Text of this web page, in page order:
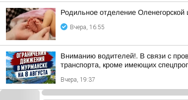
Родильное отделение
Вчера, 16:55
Вниманию водителей!. В связи с
транспорта, кроме имеющих
Вчера, 19:37